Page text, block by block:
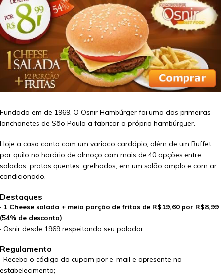
Fundado em de 1969, O Osnir Hambúrger foi uma das primeiras
lanchonetes de São Paulo a fabricar o próprio hambúrguer.
Hoje a casa conta com um variado cardápio, além de um Buffet
por quilo no horário de almoço com mais de 40 opções entre
saladas, pratos quentes, grelhados, em um salão amplo e com ar
condicionado.
Destaques
· 1 Cheese salada + meia porção de fritas de R$19,60 por R$8,99
(54% de desconto);
· Osnir desde 1969 respeitando seu paladar.
Regulamento
· Receba o código do cupom por e-mail e apresente no
estabelecimento;